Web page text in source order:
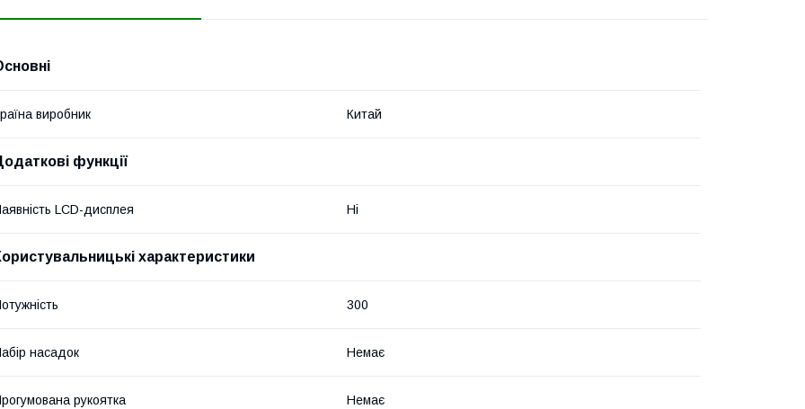
виробник Китай
функції
LCD-дисплея Ні
характеристики
300
насадок Немає
рукоятка Немає